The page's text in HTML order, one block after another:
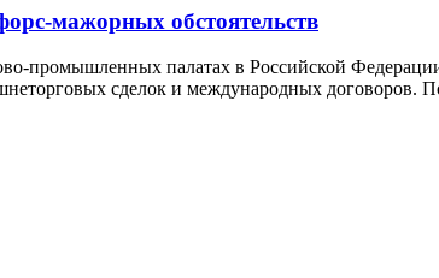
мажорных обстоятельств
промышленных палатах в Российской
сделок и международных договоров.